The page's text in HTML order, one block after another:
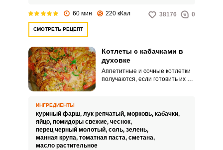
60 мин 220 кКал 38176 0
СМОТРЕТЬ РЕЦЕПТ
Котлеты с кабачками в
духовке
Аппетитные и сочные котлетки
получаются, если готовить их с
прекрасно сочетается с
совершенно любыми гарнирами.
ИНГРЕДИЕНТЫ
куриный фарш, лук репчатый, морковь, кабачки,
яйцо, помидоры свежие, чеснок,
перец черный молотый, соль, зелень,
манная крупа, томатная паста, сметана,
масло растительное